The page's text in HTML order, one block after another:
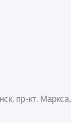
пр-кт. Маркса,